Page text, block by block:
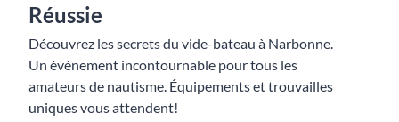
Réussie
Découvrez les secrets du vide-bateau à Narbonne.
Un événement incontournable pour tous les
amateurs de nautisme. Équipements et trouvailles
uniques vous attendent!